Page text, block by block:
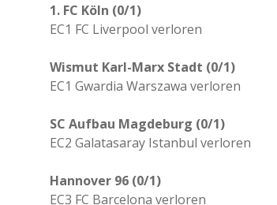
1. FC Köln (0/1)
EC1 FC Liverpool verloren
Wismut Karl-Marx Stadt (0/1)
EC1 Gwardia Warszawa verloren
SC Aufbau Magdeburg (0/1)
EC2 Galatasaray Istanbul verloren
Hannover 96 (0/1)
EC3 FC Barcelona verloren